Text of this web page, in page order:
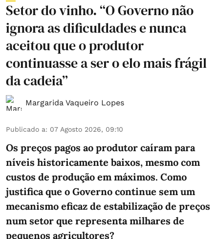
Setor do vinho. “O Governo não
ignora as dificuldades e nunca
aceitou que o produtor
continuasse a ser o elo mais frágil
da cadeia”
Margarida Vaqueiro Lopes
Publicado a: 07 Agosto 2026, 09:10
Os preços pagos ao produtor caíram para
níveis historicamente baixos, mesmo com
custos de produção em máximos. Como
justifica que o Governo continue sem um
mecanismo eficaz de estabilização de preços
num setor que representa milhares de
pequenos agricultores?